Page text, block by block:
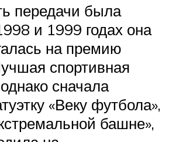
передачи была
и 1999 годах она
на премию
спортивная
сначала
«Веку футбола»,
башне»,